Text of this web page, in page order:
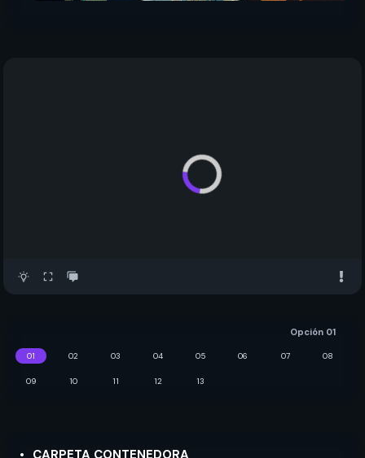
Opción 01
01 02 03 04 05 06 07 08
09 10 11 12 13
CARPETA CONTENEDORA